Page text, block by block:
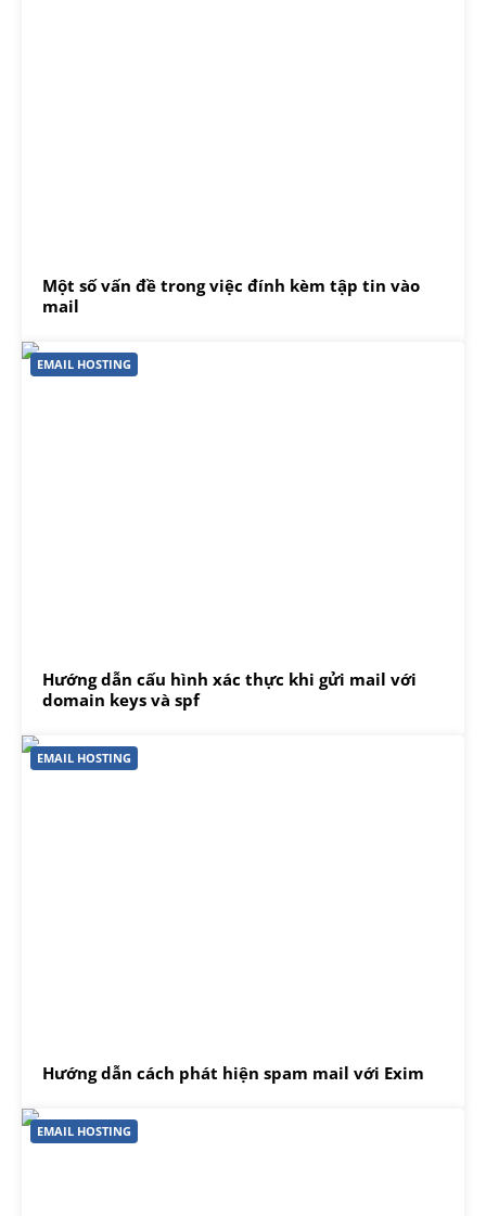
Một số vấn đề trong việc đính kèm tập tin vào
mail
EMAIL HOSTING
Hướng dẫn cấu hình xác thực khi gửi mail với
domain keys và spf
EMAIL HOSTING
Hướng dẫn cách phát hiện spam mail với Exim
EMAIL HOSTING